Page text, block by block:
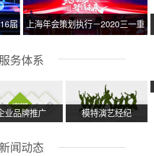
届
上海年会策划执行－2020三一重
服务体系
业品牌推广 模特演艺经纪
新闻动态